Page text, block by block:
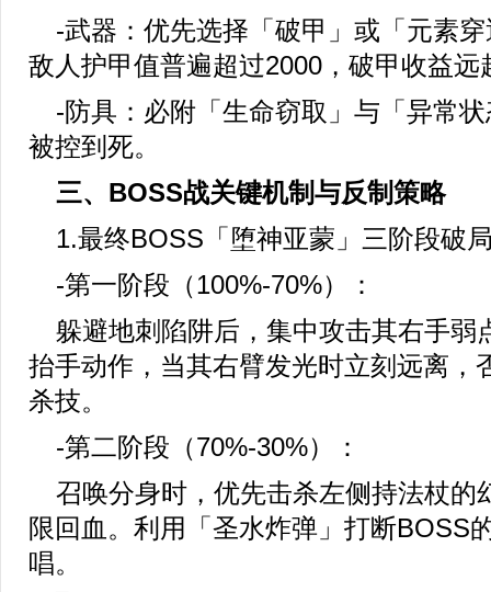
-武器：优先选择「破甲」或「元素
敌人护甲值普遍超过2000，破甲收益远
-防具：必附「生命窃取」与「异常
被控到死。
三、BOSS战关键机制与反制策略
1.最终BOSS「堕神亚蒙」三阶段破
-第一阶段（100%-70%）：
躲避地刺陷阱后，集中攻击其右手弱
抬手动作，当其右臂发光时立刻远离，
杀技。
-第二阶段（70%-30%）：
召唤分身时，优先击杀左侧持法杖的
限回血。利用「圣水炸弹」打断BOSS
唱。